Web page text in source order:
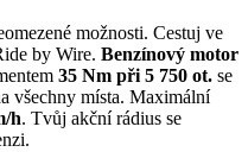
možnosti. Cestuj ve
by Wire. Benzínový motor
35 Nm při 5 750 ot. se
všechny místa. Maximální
h. Tvůj akční rádius se